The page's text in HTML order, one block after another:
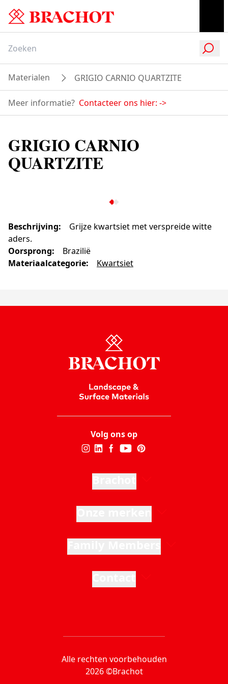
Materialen GRIGIO CARNIO QUARTZITE
Meer informatie? Contacteer ons hier: ->
GRIGIO CARNIO
QUARTZITE
Beschrijving:
Grijze kwartsiet met verspreide witte
aders.
Oorsprong:
Brazilië
Materiaalcategorie: Kwartsiet
Volg ons op
Alle rechten voorbehouden
2026 ©Brachot